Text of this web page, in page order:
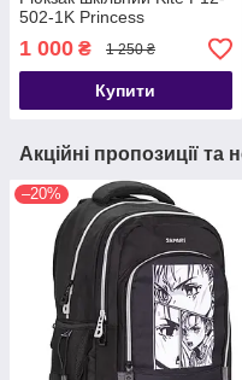
502-1K Princess
1 000 ₴ 1 250 ₴
Купити
Акційні пропозиції та
–20%